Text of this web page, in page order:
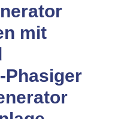
mit
Phasiger